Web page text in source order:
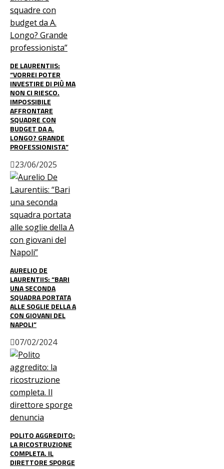
DE LAURENTIIS:
“VORREI POTER
INVESTIRE DI PIÙ MA
NON CI RIESCO.
IMPOSSIBILE
AFFRONTARE
SQUADRE CON
BUDGET DA A.
LONGO? GRANDE
PROFESSIONISTA”
23/06/2025
AURELIO DE
LAURENTIIS: “BARI
UNA SECONDA
SQUADRA PORTATA
ALLE SOGLIE DELLA A
CON GIOVANI DEL
NAPOLI”
07/02/2024
POLITO AGGREDITO:
LA RICOSTRUZIONE
COMPLETA. IL
DIRETTORE SPORGE